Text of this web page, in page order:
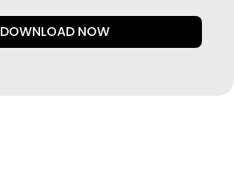
DOWNLOAD NOW